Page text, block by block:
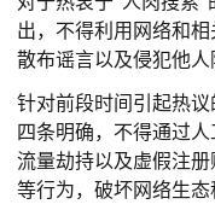
出，不得利用网络和相
散布谣言以及侵犯他人
针对前段时间引起热
四条明确，不得通过
流量劫持以及虚假注
等行为，破坏网络生态